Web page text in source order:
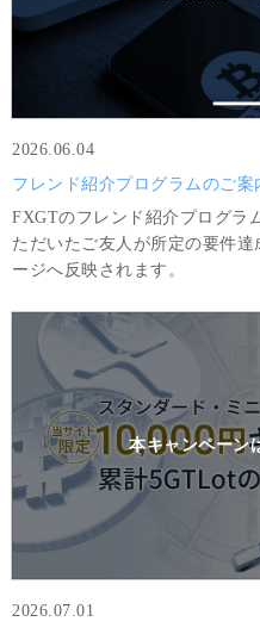
本キャンペーン
2026.07.01
2026.06.04
フレンド紹介プログラムのご案
FXGTのフレンド紹介プログラ
ただいたご友人が所定の要件
ージへ反映されます。